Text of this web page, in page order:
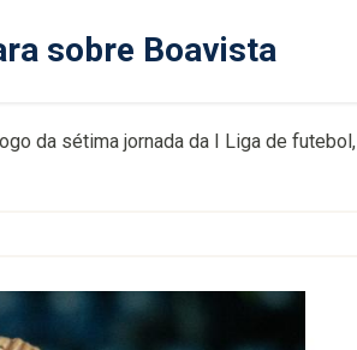
sobre Boavista
da sétima jornada da I Liga de futebol,